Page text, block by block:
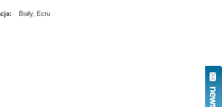
Biały, Ecru